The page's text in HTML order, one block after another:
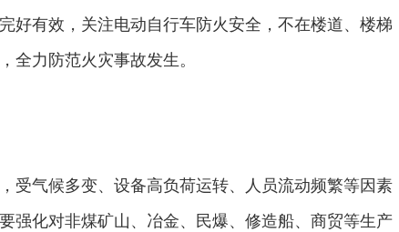
好有效，关注电动自行车防火安全，不在楼道、楼梯
全力防范火灾事故发生。
受气候多变、设备高负荷运转、人员流动频繁等因素
强化对非煤矿山、冶金、民爆、修造船、商贸等生产